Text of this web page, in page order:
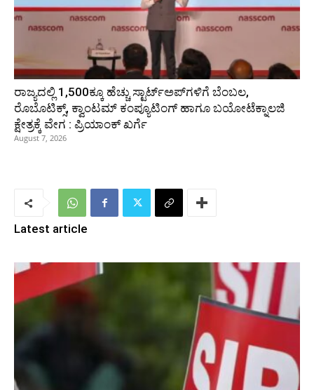
ರಾಜ್ಯದಲ್ಲಿ 1,500ಕ್ಕೂ ಹೆಚ್ಚು ಸ್ಟಾರ್ಟ್‌ಅಪ್‌ಗಳಿಗೆ ಬೆಂಬಲ,
ರೊಬೊಟಿಕ್ಸ್, ಕ್ವಾಂಟಮ್ ಕಂಪ್ಯೂಟಿಂಗ್ ಹಾಗೂ ಬಯೋಟೆಕ್ನಾಲಜಿ
ಕ್ಷೇತ್ರಕ್ಕೆ ವೇಗ : ಪ್ರಿಯಾಂಕ್‌ ಖರ್ಗೆ
August 7, 2026
Latest article